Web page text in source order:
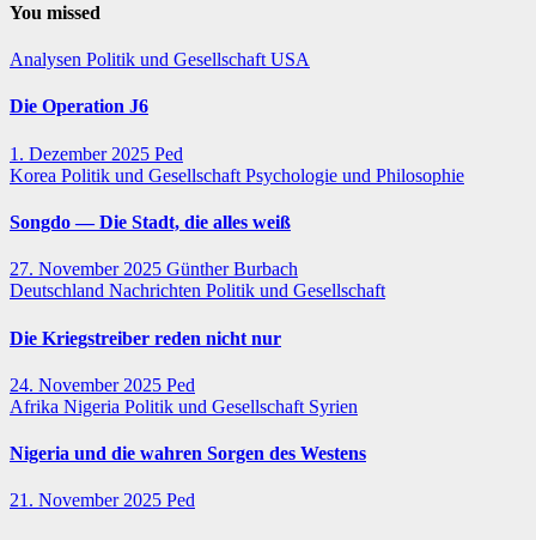
You missed
Analysen Politik und Gesellschaft USA
Die Operation J6
1. Dezember 2025 Ped
Korea Politik und Gesellschaft Psychologie und Philosophie
Songdo — Die Stadt, die alles weiß
27. November 2025 Günther Burbach
Deutschland Nachrichten Politik und Gesellschaft
Die Kriegstreiber reden nicht nur
24. November 2025 Ped
Afrika Nigeria Politik und Gesellschaft Syrien
Nigeria und die wahren Sorgen des Westens
21. November 2025 Ped